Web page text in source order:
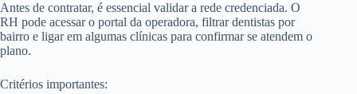
Antes de contratar, é essencial validar a rede credenciada. O
RH pode acessar o portal da operadora, filtrar dentistas por
bairro e ligar em algumas clínicas para confirmar se atendem o
plano.
Critérios importantes: